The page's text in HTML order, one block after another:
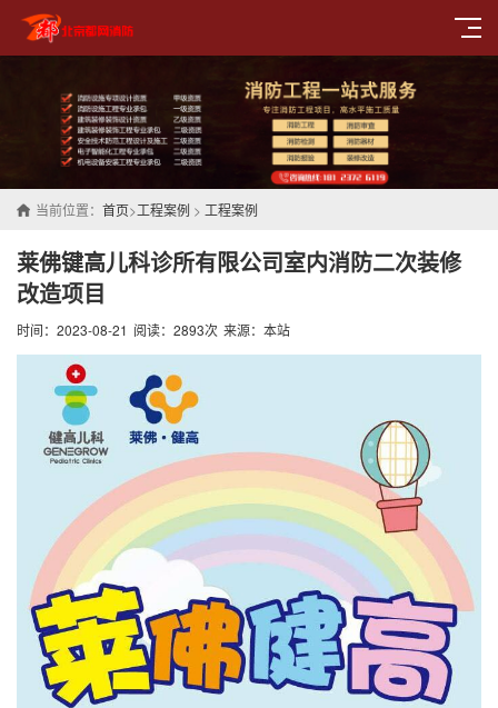
当前位置： 首页>工程案例 > 工程案例
莱佛键高儿科诊所有限公司室内消防二次装修
改造项目
时间：2023-08-21 阅读：2893次 来源：本站